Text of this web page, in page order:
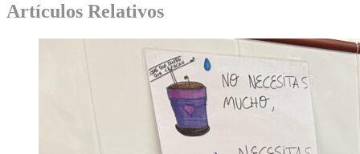
Artículos Relativos